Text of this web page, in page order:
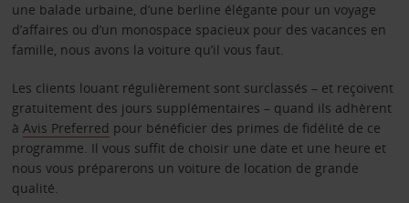
une balade urbaine, d’une berline élégante pour un voyage
d’affaires ou d’un monospace spacieux pour des vacances en
famille, nous avons la voiture qu’il vous faut.
Les clients louant régulièrement sont surclassés – et reçoivent
gratuitement des jours supplémentaires – quand ils adhèrent
à Avis Preferred pour bénéficier des primes de fidélité de ce
programme. Il vous suffit de choisir une date et une heure et
nous vous préparerons un voiture de location de grande
qualité.